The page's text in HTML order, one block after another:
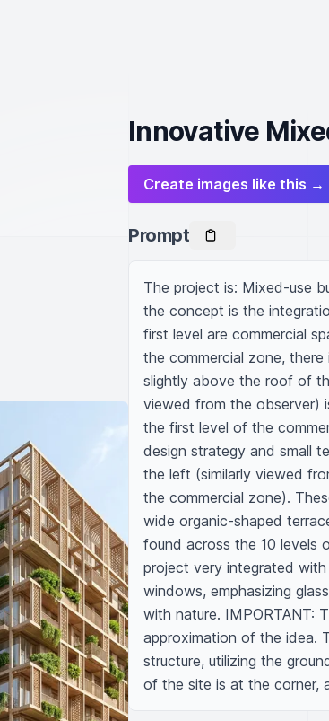
Innovative
Create images like this →
Prompt
The project is: Mixed-use
the concept is the
first level are commercial
the commercial zone,
slightly above the roof of
viewed from the observer)
the first level of the
design strategy and small
the left (similarly viewed
the commercial zone).
wide organic-shaped
found across the 10 levels
project very integrated with
windows, emphasizing
with nature. IMPORTANT:
approximation of the idea.
structure, utilizing the
of the site is at the corner,